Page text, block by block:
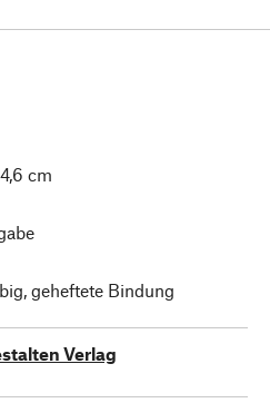
cm
geheftete Bindung
Verlag